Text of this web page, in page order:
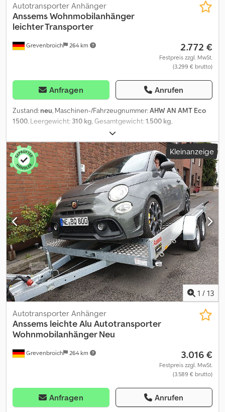
Grevenbroich 264 km
Autotransporter Anhänger
AnssemsWohnmobilanhänger
leichter Transporter
2.772 €
Festpreis zzgl. MwSt.
(3.299 € brutto)
Anfragen Anrufen
Zustand: neu, Maschinen-/Fahrzeugnummer:AHW AN AMT Eco
1500 , Leergewicht: 310 kg , Gesamtgewicht:1.500 kg
, Laderaumbreite:
2026, ANHÄNGERWIRTZ der online Abholmarkt für Ihren neuen
Anhänger bietet starke Markenfabrikate! Cedpfszp Uqmsx Ab Hjrf
über 850 Neuanhänger auf Lager über 130 gebrauchte
Anhänger ständig im Angebot unverbindliches Beispiel: Rubrik
Auto-Fahrzeugtransporter Fahrzeugtransporter AMT 1500 ECO
400x188x18cm 1500kg gebremst Tandem Tieflader V Fahrgestell,
Alu Fahrschienen gelocht, Alu Seitenwände, lange Alu
Auffahrrampen in Schubladen, Zurrpunkte, Stützen mit
Drehhalterung, Stützrad .... Nur Online erhältlich ! Verkauf
telefonisch oder online über trailershop de MO. - FR. 08.00 - 12.30
UHR & 14.00 - 18.00 UHR Inhalt und Bilder unterliegen dem
Urheberrecht - Logos Markenschutz 07/26 1.20.1.0106.01
Kleinanzeige
1 / 13
Grevenbroich 264 km
Autotransporter Anhänger
Anssems leichte Alu Autotransporter
Wohnmobilanhänger Neu
3.016 €
Festpreis zzgl. MwSt.
(3.589 € brutto)
Anfragen Anrufen